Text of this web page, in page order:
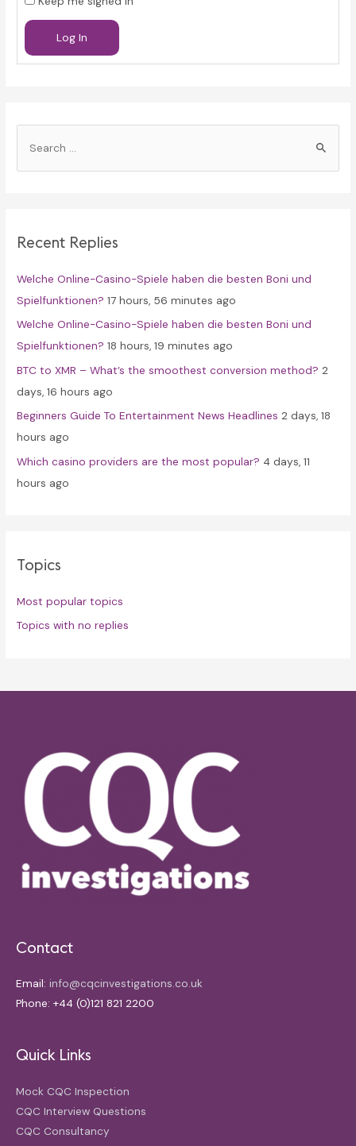
Log In
h
o
r
:
Recent Replies
Welche Online-Casino-Spiele haben die besten Boni und
Spielfunktionen? 17 hours, 56 minutes ago
Welche Online-Casino-Spiele haben die besten Boni und
Spielfunktionen? 18 hours, 19 minutes ago
BTC to XMR – What’s the smoothest conversion method? 2
days, 16 hours ago
Beginners Guide To Entertainment News Headlines 2 days, 18
hours ago
Which casino providers are the most popular? 4 days, 11
hours ago
Topics
Most popular topics
Topics with no replies
Contact
Email: info@cqcinvestigations.co.uk
Phone: +44 (0)121 821 2200
Quick Links
Mock CQC Inspection
CQC Interview Questions
CQC Consultancy